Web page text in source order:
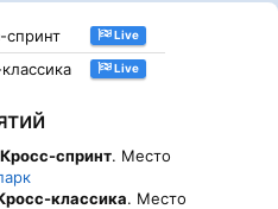
спринт Live
Live
Кросс-спринт. Место
классика. Место